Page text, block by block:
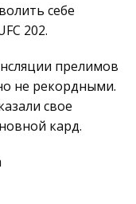
себе
202.
прелимов
не рекордными.
свое
кард.